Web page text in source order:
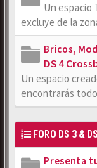
Un espacio
excluye de la
Bricos,
DS 4
Un espacio
encontrarás
FORO DS 3 &
Presenta